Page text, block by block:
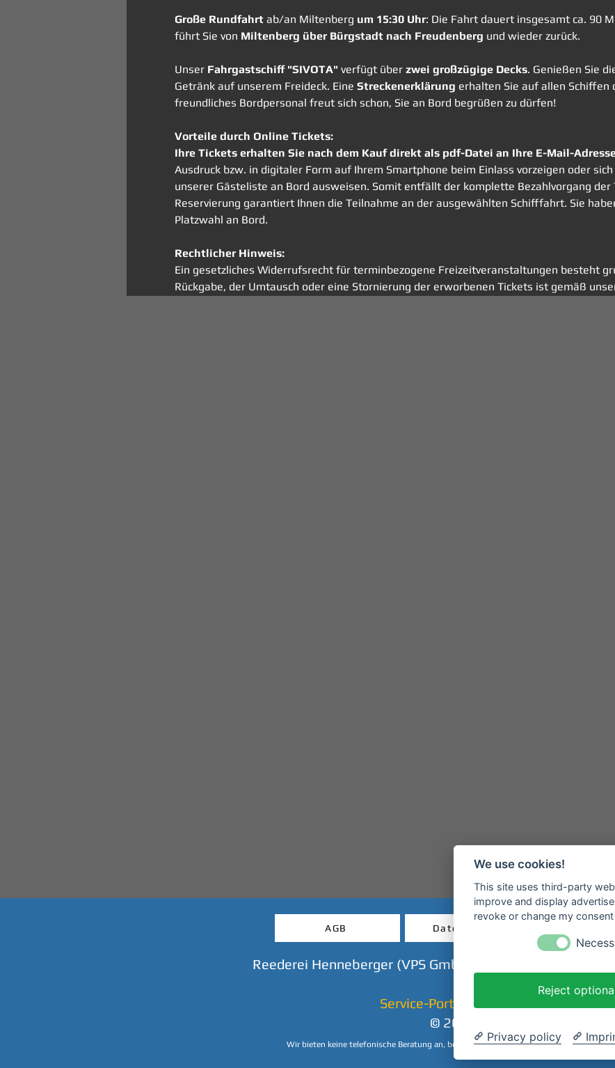
Große Rundfahrt ab/an Miltenberg um 15:30 Uhr: Die Fahrt dauert insgesamt ca. 90
führt Sie von Miltenberg über Bürgstadt nach Freudenberg und wieder zurück.
Unser Fahrgastschiff "SIVOTA" verfügt über zwei großzügige Decks. Genießen Sie
Getränk auf unserem Freideck. Eine Streckenerklärung erhalten Sie auf allen Schiffen
freundliches Bordpersonal freut sich schon, Sie an Bord begrüßen zu dürfen!
Vorteile durch Online Tickets:
Ihre Tickets erhalten Sie nach dem Kauf direkt als pdf-Datei an Ihre E-Mail-
Ausdruck bzw. in digitaler Form auf Ihrem Smartphone beim Einlass vorzeigen oder
unserer Gästeliste an Bord ausweisen. Somit entfällt der komplette Bezahlvorgang der
Reservierung garantiert Ihnen die Teilnahme an der ausgewählten Schifffahrt. Sie
Platzwahl an Bord.
Rechtlicher Hinweis:
Ein gesetzliches Widerrufsrecht für terminbezogene Freizeitveranstaltungen besteht
Rückgabe, der Umtausch oder eine Stornierung der erworbenen Tickets ist gemäß
Reederei Henneberger (VPS GmbH) - Mainanlage - 63897
Service-Portal & Ticket-Shop
© 2023 CHP
Wir bieten keine telefonische Beratung an, beantworten Ihre Anfragen aber sehr gerne
AGB Datenschutz
We use cookies!
This site uses third-party
improve and display
revoke or change my
Reject
Privacy policy